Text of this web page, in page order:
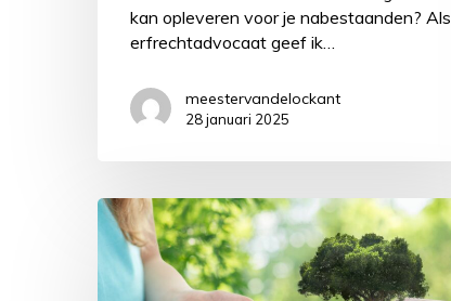
kan opleveren voor je nabestaanden? Als
erfrechtadvocaat geef ik…
meestervandelockant
28 januari 2025